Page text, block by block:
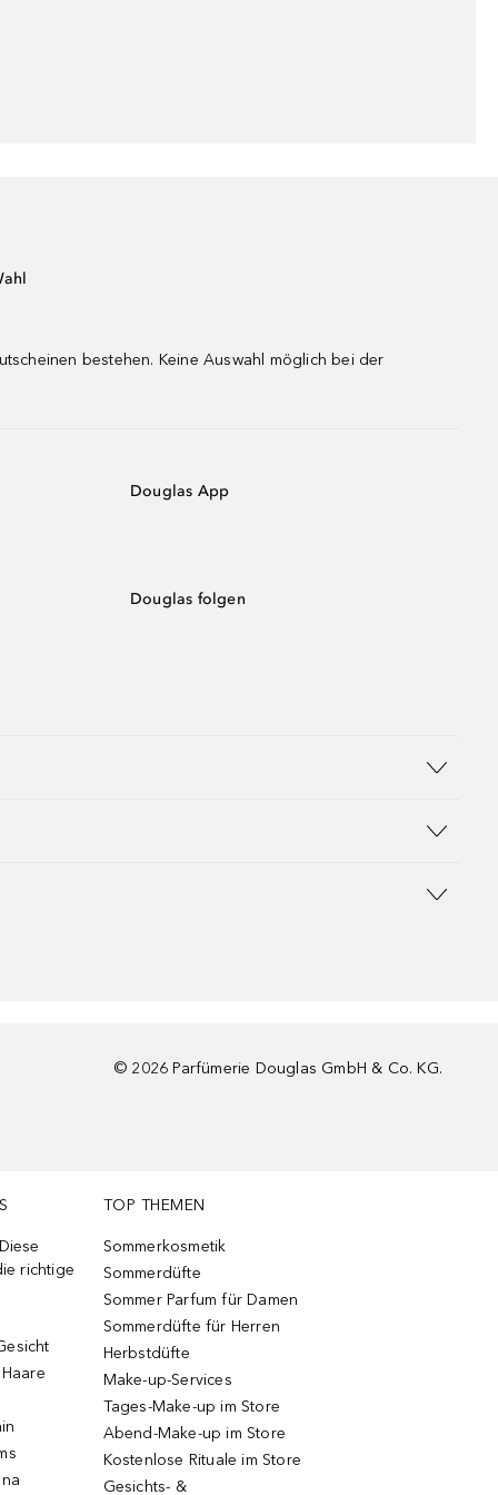
bestehen. Keine Auswahl möglich bei der
Douglas App
Douglas folgen
© 2026 Parfümerie Douglas GmbH & Co. KG.
richtige
TOP THEMEN
Sommerkosmetik
Sommerdüfte
Sommer Parfum für Damen
Sommerdüfte für Herren
Herbstdüfte
Make-up-Services
Tages-Make-up im Store
Abend-Make-up im Store
Kostenlose Rituale im Store
Gesichts- &